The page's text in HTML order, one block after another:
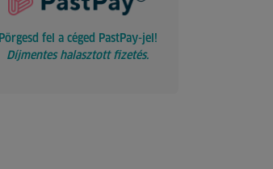
Pörgesd fel a céged PastPay-jel!
Díjmentes halasztott fizetés.